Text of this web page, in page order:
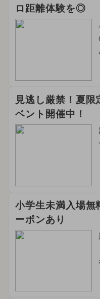
ロ距離体験を◎
見逃し厳禁！夏限
ベント開催中！
小学生未満入場
ーポンあり